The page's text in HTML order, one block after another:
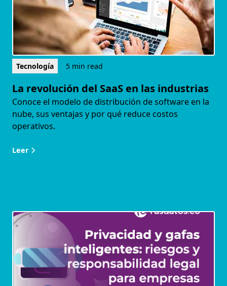
Tecnología 5 min read
La revolución del SaaS en las industrias
Conoce el modelo de distribución de software en la
nube, sus ventajas y por qué reduce costos
operativos.
Leer